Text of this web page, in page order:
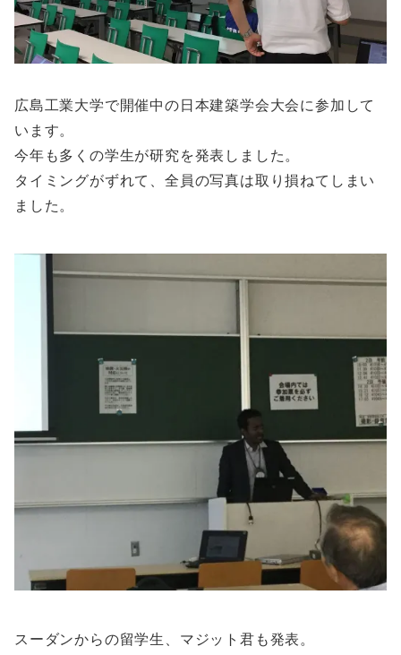
広島工業大学で開催中の日本建築学会大会に参加して
います。
今年も多くの学生が研究を発表しました。
タイミングがずれて、全員の写真は取り損ねてしまい
ました。
スーダンからの留学生、マジット君も発表。